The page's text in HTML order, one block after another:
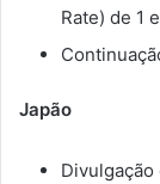
Rate) de 1
Japão